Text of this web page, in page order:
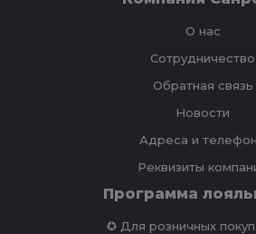
О нас
Сотрудничество
Обратная связь
Новости
Адреса и
Реквизиты
Программа
✪ Для розничных